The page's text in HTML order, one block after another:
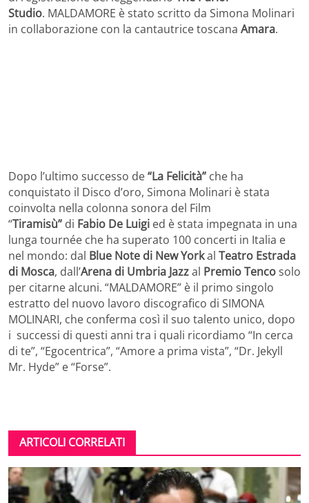
Studio. MALDAMORE è stato scritto da Simona Molinari
in collaborazione con la cantautrice toscana Amara.
Dopo l’ultimo successo de“La Felicità” che ha
conquistato il Disco d’oro, Simona Molinari è stata
coinvolta nella colonna sonora del Film
“Tiramisù” di Fabio De Luigi ed è stata impegnata in una
lunga tournée che ha superato 100 concerti in Italia e
nel mondo: dal Blue Note di New Yorkal Teatro Estrada
di Mosca, dall’Arena di Umbria Jazzal Premio Tencosolo
per citarne alcuni. “MALDAMORE” è il primo singolo
estratto del nuovo lavoro discografico di SIMONA
MOLINARI, che conferma così il suo talento unico, dopo
i successi di questi anni tra i quali ricordiamo “In cerca
di te”, “Egocentrica”, “Amore a prima vista”, “Dr. Jekyll
Mr. Hyde” e “Forse”.
ARTICOLI CORRELATI